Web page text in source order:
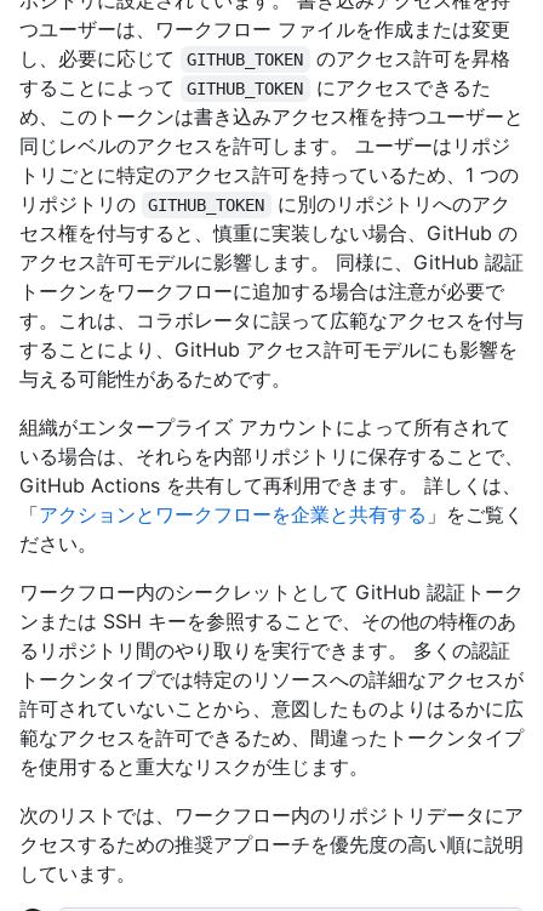
つユーザーは、ワークフロー ファイルを作成または変更
し、必要に応じて
GITHUB_TOKEN
のアクセス許可を昇格
することによって
GITHUB_TOKEN
にアクセスできるた
め、このトークンは書き込みアクセス権を持つユーザーと
同じレベルのアクセスを許可します。 ユーザーはリポジ
トリごとに特定のアクセス許可を持っているため、1 つの
リポジトリの
GITHUB_TOKEN
に別のリポジトリへのアク
セス権を付与すると、慎重に実装しない場合、GitHub の
アクセス許可モデルに影響します。 同様に、GitHub 認証
トークンをワークフローに追加する場合は注意が必要で
す。これは、コラボレータに誤って広範なアクセスを付与
することにより、GitHub アクセス許可モデルにも影響を
与える可能性があるためです。
組織がエンタープライズ アカウントによって所有されて
いる場合は、それらを内部リポジトリに保存することで、
GitHub Actions を共有して再利用できます。 詳しくは、
「アクションとワークフローを企業と共有する 」をご覧く
ださい。
ワークフロー内のシークレットとして GitHub 認証トーク
ンまたは SSH キーを参照することで、その他の特権のあ
るリポジトリ間のやり取りを実行できます。 多くの認証
トークンタイプでは特定のリソースへの詳細なアクセスが
許可されていないことから、意図したものよりはるかに広
範なアクセスを許可できるため、間違ったトークンタイプ
を使用すると重大なリスクが生じます。
次のリストでは、ワークフロー内のリポジトリデータにア
クセスするための推奨アプローチを優先度の高い順に説明
しています。